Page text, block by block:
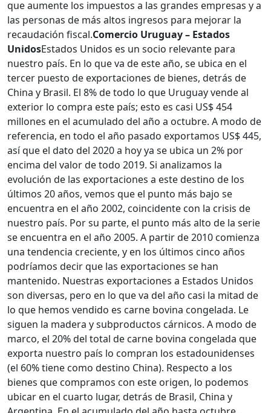
que aumente los impuestos a las grandes empresas y a
las personas de más altos ingresos para mejorar la
recaudación fiscal.Comercio Uruguay – Estados
UnidosEstados Unidos es un socio relevante para
nuestro país. En lo que va de este año, se ubica en el
tercer puesto de exportaciones de bienes, detrás de
China y Brasil. El 8% de todo lo que Uruguay vende al
exterior lo compra este país; esto es casi US$ 454
millones en el acumulado del año a octubre. A modo de
referencia, en todo el año pasado exportamos US$ 445,
así que el dato del 2020 a hoy ya se ubica un 2% por
encima del valor de todo 2019. Si analizamos la
evolución de las exportaciones a este destino de los
últimos 20 años, vemos que el punto más bajo se
encuentra en el año 2002, coincidente con la crisis de
nuestro país. Por su parte, el punto más alto de la serie
se encuentra en el año 2005. A partir de 2010 comienza
una tendencia creciente, y en los últimos cinco años
podríamos decir que las exportaciones se han
mantenido. Nuestras exportaciones a Estados Unidos
son diversas, pero en lo que va del año casi la mitad de
lo que hemos vendido es carne bovina congelada. Le
siguen la madera y subproductos cárnicos. A modo de
marco, el 20% del total de carne bovina congelada que
exporta nuestro país lo compran los estadounidenses
(el 60% tiene como destino China). Respecto a los
bienes que compramos con este origen, lo podemos
ubicar en el cuarto lugar, detrás de Brasil, China y